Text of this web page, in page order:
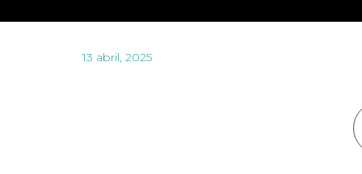
13 abril, 2025